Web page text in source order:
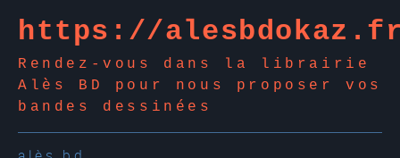
https://
Rendez-vous dans la librairie
Alès BD pour nous proposer vos
bandes dessinées